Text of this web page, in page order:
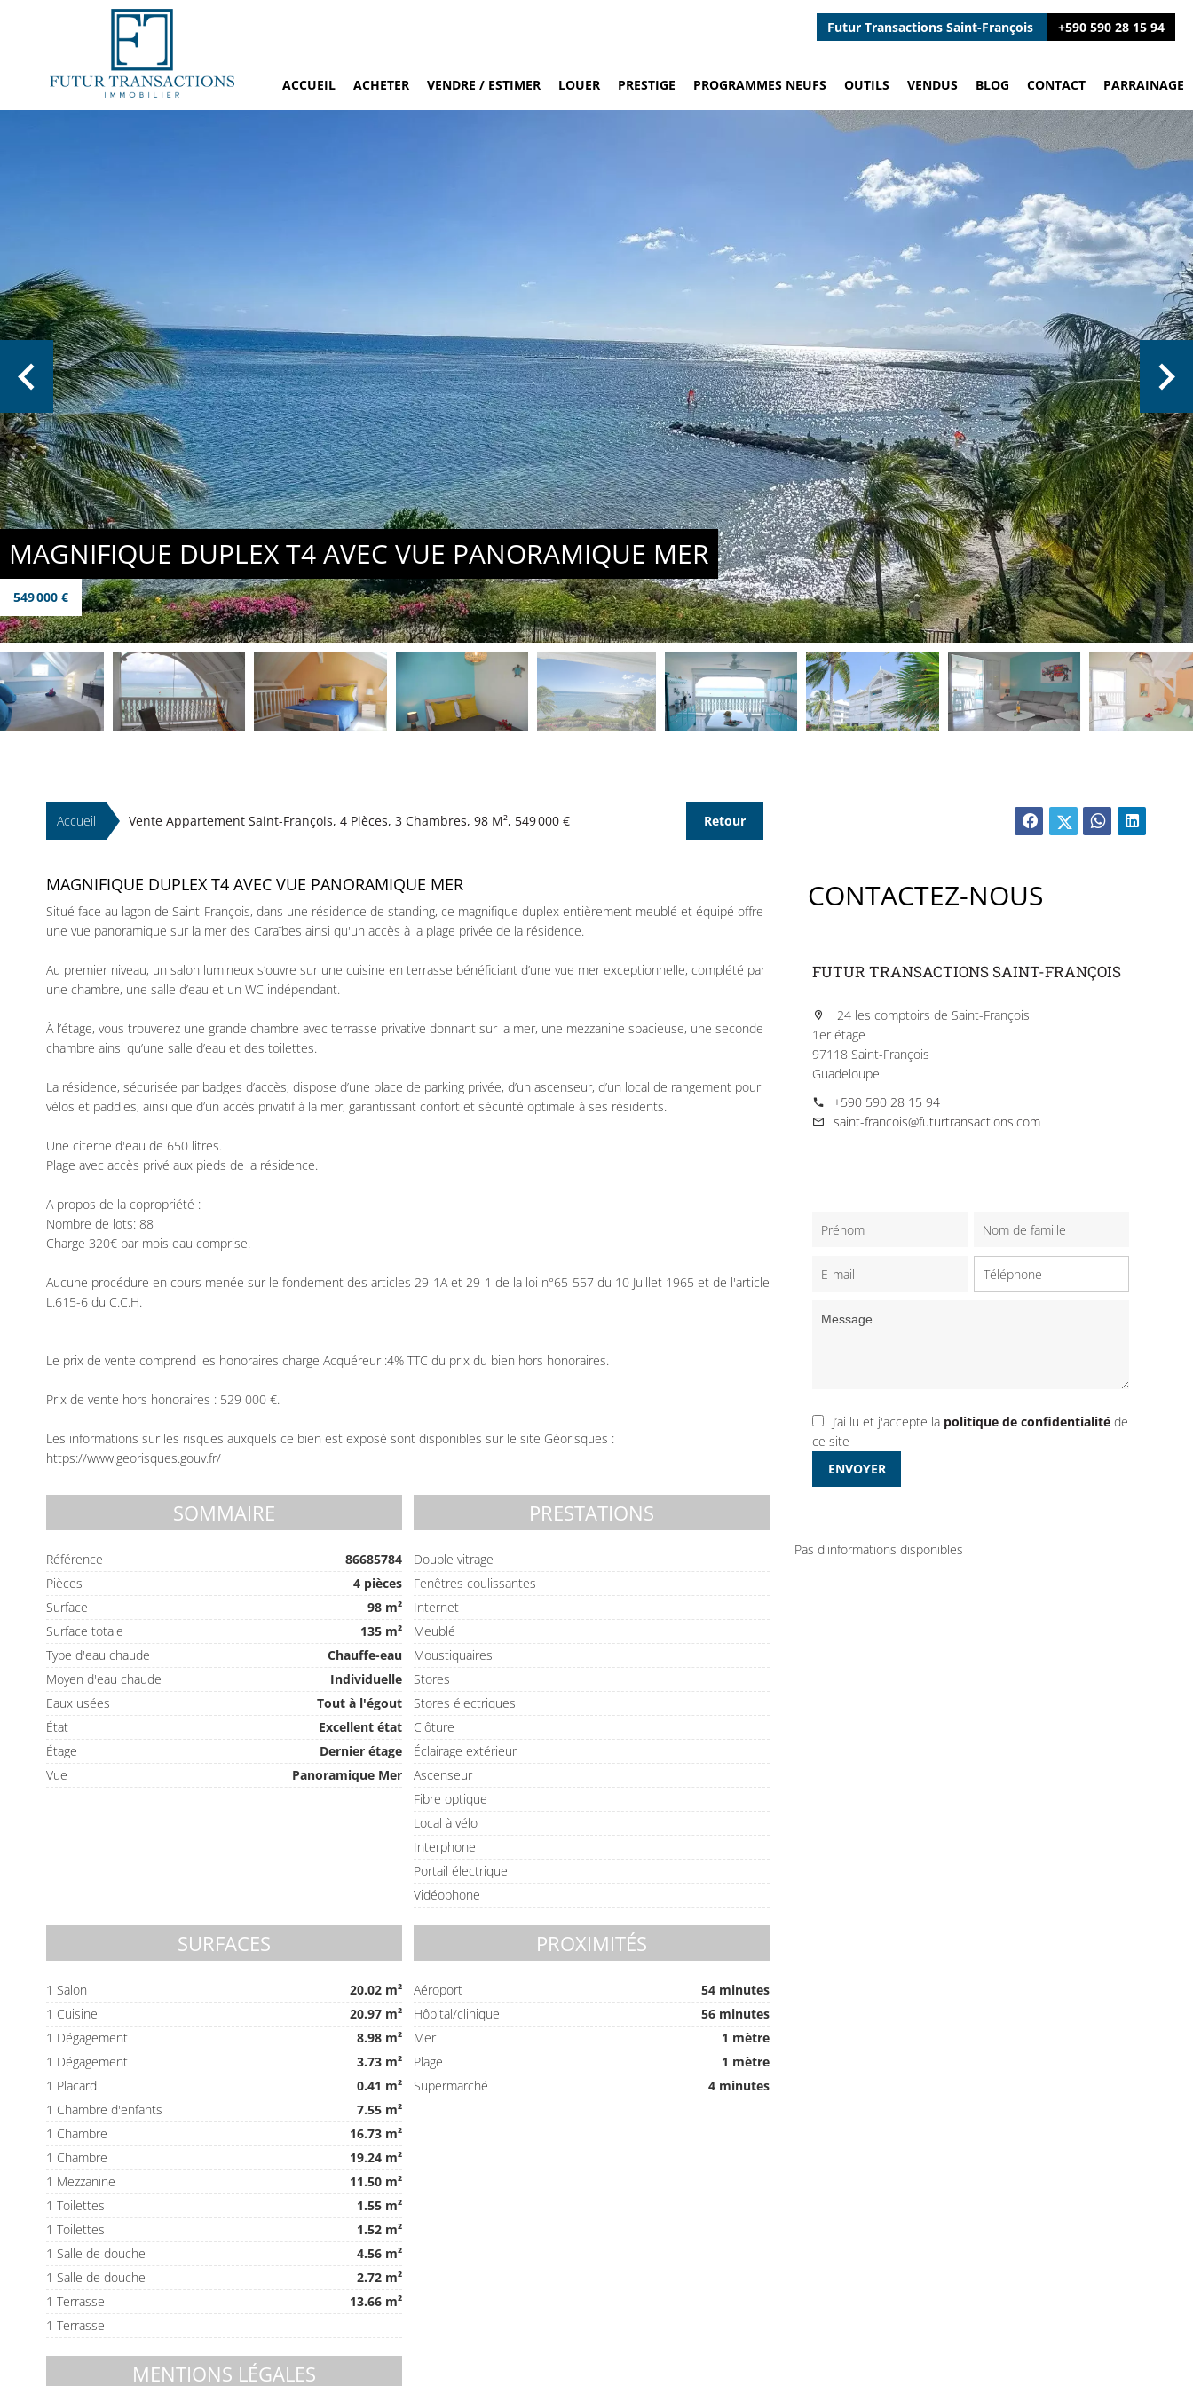
Futur Transactions Saint-François +590 590 28 15 94
ACCUEIL ACHETER VENDRE / ESTIMER LOUER PRESTIGE PROGRAMMES NEUFS OUTILS VENDUS BLOG CONTACT PARRAINAGE
MAGNIFIQUE DUPLEX T4 AVEC VUE PANORAMIQUE MER
549 000 €
Accueil Vente Appartement Saint-François, 4 Pièces, 3 Chambres, 98 M², 549 000 € Retour
MAGNIFIQUE DUPLEX T4 AVEC VUE PANORAMIQUE MER
Situé face au lagon de Saint-François, dans une résidence de standing, ce magnifique duplex entièrement meublé et équipé offre
une vue panoramique sur la mer des Caraïbes ainsi qu'un accès à la plage privée de la résidence.
Au premier niveau, un salon lumineux s’ouvre sur une cuisine en terrasse bénéficiant d’une vue mer exceptionnelle, complété par
une chambre, une salle d’eau et un WC indépendant.
À l’étage, vous trouverez une grande chambre avec terrasse privative donnant sur la mer, une mezzanine spacieuse, une seconde
chambre ainsi qu’une salle d’eau et des toilettes.
La résidence, sécurisée par badges d’accès, dispose d’une place de parking privée, d’un ascenseur, d’un local de rangement pour
vélos et paddles, ainsi que d’un accès privatif à la mer, garantissant confort et sécurité optimale à ses résidents.
Une citerne d'eau de 650 litres.
Plage avec accès privé aux pieds de la résidence.
A propos de la copropriété :
Nombre de lots: 88
Charge 320€ par mois eau comprise.
Aucune procédure en cours menée sur le fondement des articles 29-1A et 29-1 de la loi n°65-557 du 10 Juillet 1965 et de l'article
L.615-6 du C.C.H.
Le prix de vente comprend les honoraires charge Acquéreur :4% TTC du prix du bien hors honoraires.
Prix de vente hors honoraires : 529 000 €.
Les informations sur les risques auxquels ce bien est exposé sont disponibles sur le site Géorisques :
https://www.georisques.gouv.fr/
SOMMAIRE
Référence
86685784
Pièces
4 pièces
Surface
98 m²
Surface totale
135 m²
Type d'eau chaude
Chauffe-eau
Moyen d'eau chaude
Individuelle
Eaux usées
Tout à l'égout
État
Excellent état
Étage
Dernier étage
Vue
Panoramique Mer
PRESTATIONS
Double vitrage
Fenêtres coulissantes
Internet
Meublé
Moustiquaires
Stores
Stores électriques
Clôture
Éclairage extérieur
Ascenseur
Fibre optique
Local à vélo
Interphone
Portail électrique
Vidéophone
SURFACES
1 Salon
20.02 m²
1 Cuisine
20.97 m²
1 Dégagement
8.98 m²
1 Dégagement
3.73 m²
1 Placard
0.41 m²
1 Chambre d'enfants
7.55 m²
1 Chambre
16.73 m²
1 Chambre
19.24 m²
1 Mezzanine
11.50 m²
1 Toilettes
1.55 m²
1 Toilettes
1.52 m²
1 Salle de douche
4.56 m²
1 Salle de douche
2.72 m²
1 Terrasse
13.66 m²
1 Terrasse
PROXIMITÉS
Aéroport
54 minutes
Hôpital/clinique
56 minutes
Mer
1 mètre
Plage
1 mètre
Supermarché
4 minutes
MENTIONS LÉGALES
CONTACTEZ-NOUS
FUTUR TRANSACTIONS SAINT-FRANÇOIS
24 les comptoirs de Saint-François
1er étage
97118 Saint-François
Guadeloupe
+590 590 28 15 94
saint-francois@futurtransactions.com
J’ai lu et j'accepte la politique de confidentialité de
ce site
ENVOYER
Pas d'informations disponibles